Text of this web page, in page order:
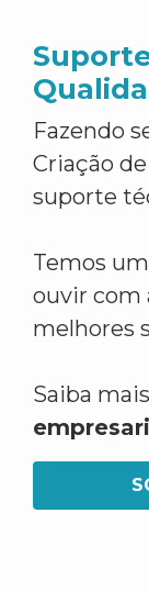
Fazendo
Criação
suporte
Temos
ouvir com
melhores
Saiba